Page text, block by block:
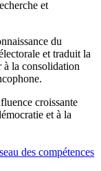
et
du
et traduit la
à la consolidation
croissante
et à la
des compétences